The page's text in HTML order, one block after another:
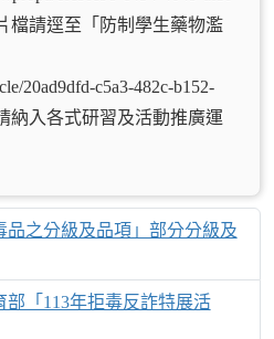
檔請逕至「防制學生藥物濫
20ad9dfd-c5a3-482c-b152-
納入各式研習及活動推廣運
品之分級及品項」部分分級及
部「113年拒毒反詐特展活